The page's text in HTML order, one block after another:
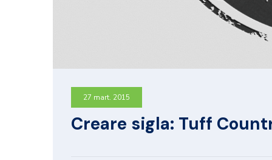
27 mart. 2015
Creare sigla: Tuff